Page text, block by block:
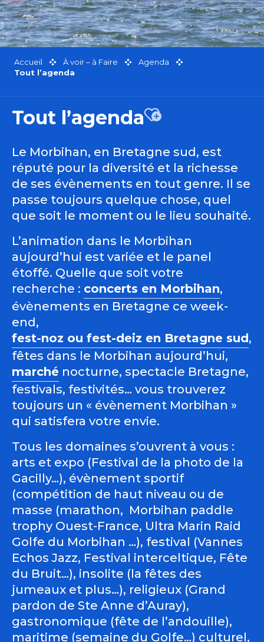
Accueil À voir – à Faire
Agenda
Tout l’agenda
Tout l’agendaAjouter aux
Le Morbihan, en Bretagne sud, est
réputé pour la diversité et la richesse
de ses évènements en tout genre. Il se
passe toujours quelque chose, quel
que soit le moment ou le lieu souhaité.
L’animation dans le Morbihan
aujourd’hui est variée et le panel
étoffé. Quelle que soit votre
recherche : concerts en Morbihan,
évènements en Bretagne ce week-
end,
fest-noz ou fest-deiz en Bretagne sud,
fêtes dans le Morbihan aujourd’hui,
marché nocturne, spectacle Bretagne,
festivals, festivités… vous trouverez
toujours un « évènement Morbihan »
qui satisfera votre envie.
Tous les domaines s’ouvrent à vous :
arts et expo (Festival de la photo de la
Gacilly…), évènement sportif
(compétition de haut niveau ou de
masse (marathon, Morbihan paddle
trophy Ouest-France, Ultra Marin Raid
Golfe du Morbihan …), festival (Vannes
Echos Jazz, Festival interceltique, Fête
du Bruit…), insolite (la fêtes des
jumeaux et plus…), religieux (Grand
pardon de Ste Anne d’Auray),
gastronomique (fête de l’andouille),
maritime (semaine du Golfe…) culturel,